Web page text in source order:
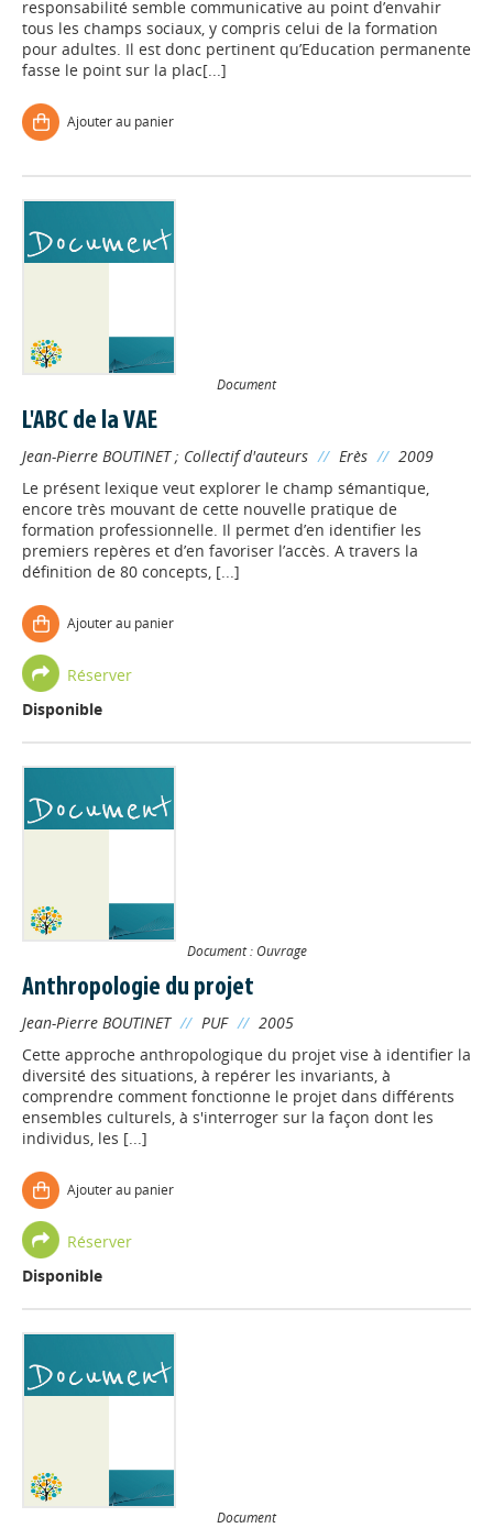
responsabilité semble communicative au point d’envahir
tous les champs sociaux, y compris celui de la formation
pour adultes. Il est donc pertinent qu’Education permanente
fasse le point sur la plac[...]
Ajouter au panier
Document
L'ABC de la VAE
Jean-Pierre BOUTINET; Collectif d'auteurs // Erès // 2009
Le présent lexique veut explorer le champ sémantique,
encore très mouvant de cette nouvelle pratique de
formation professionnelle. Il permet d’en identifier les
premiers repères et d’en favoriser l’accès. A travers la
définition de 80 concepts, [...]
Ajouter au panier
Réserver
Disponible
Document : Ouvrage
Anthropologie du projet
Jean-Pierre BOUTINET // PUF // 2005
Cette approche anthropologique du projet vise à identifier la
diversité des situations, à repérer les invariants, à
comprendre comment fonctionne le projet dans différents
ensembles culturels, à s'interroger sur la façon dont les
individus, les [...]
Ajouter au panier
Réserver
Disponible
Document